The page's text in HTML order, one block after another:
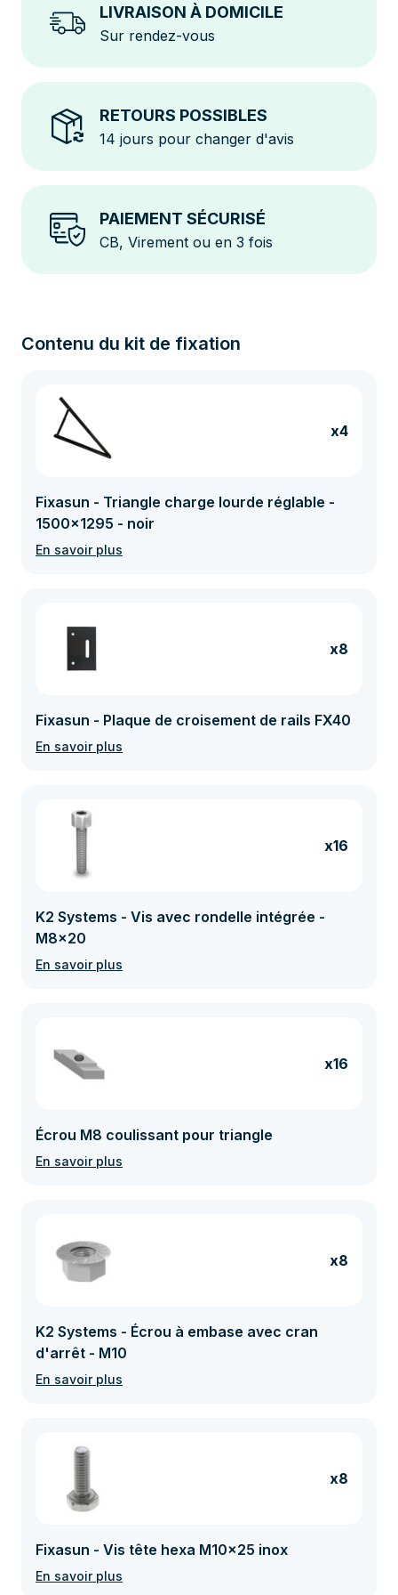
LIVRAISON À DOMICILE
Sur rendez-vous
RETOURS POSSIBLES
14 jours pour changer d'avis
PAIEMENT SÉCURISÉ
CB, Virement ou en 3 fois
Contenu du kit de fixation
x4
Fixasun - Triangle charge lourde réglable -
1500x1295 - noir
En savoir plus
x8
Fixasun - Plaque de croisement de rails FX40
En savoir plus
x16
K2 Systems - Vis avec rondelle intégrée -
M8x20
En savoir plus
x16
Écrou M8 coulissant pour triangle
En savoir plus
x8
K2 Systems - Écrou à embase avec cran
d'arrêt - M10
En savoir plus
x8
Fixasun - Vis tête hexa M10x25 inox
En savoir plus